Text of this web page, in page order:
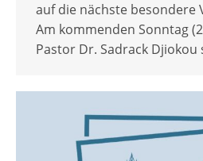
auf die nächste besondere
Am kommenden Sonntag
Pastor Dr. Sadrack